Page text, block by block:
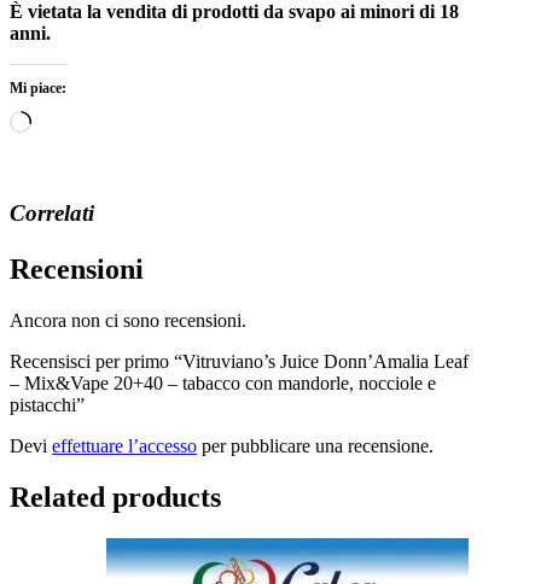
È vietata la vendita di prodotti da svapo ai minori di 18
anni.
Mi piace:
Caricamento
Correlati
Recensioni
Ancora non ci sono recensioni.
Recensisci per primo “Vitruviano’s Juice Donn’Amalia Leaf
– Mix&Vape 20+40 – tabacco con mandorle, nocciole e
pistacchi”
Devi effettuare l’accesso per pubblicare una recensione.
Related products